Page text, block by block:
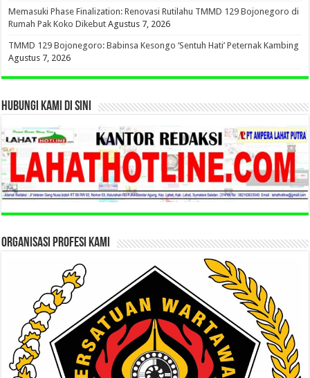
Memasuki Phase Finalization: Renovasi Rutilahu TMMD 129 Bojonegoro di
Rumah Pak Koko Dikebut Agustus 7, 2026
TMMD 129 Bojonegoro: Babinsa Kesongo ‘Sentuh Hati’ Peternak Kambing
Agustus 7, 2026
HUBUNGI KAMI DI SINI
ORGANISASI PROFESI KAMI